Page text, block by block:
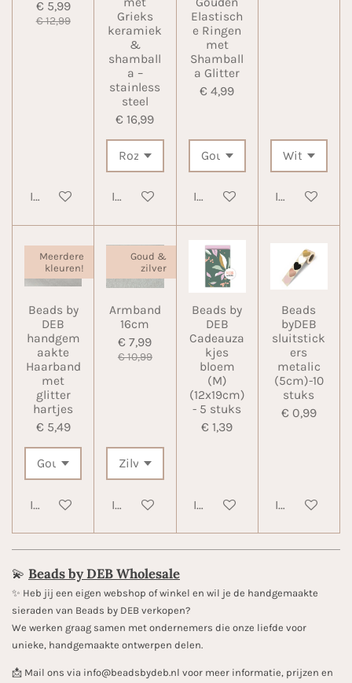
€ 5,99
€ 12,99
In winkelwagen
Grieks
keramiek
&
shamball
a –
stainless
steel
€ 16,99
In winkelwagen
Elastisch
e Ringen
met
Shamball
a Glitter
€ 4,99
In winkelwagen
In
Meerdere
kleuren!
Beads by
DEB
handgem
aakte
Haarband
met
glitter
hartjes
€ 5,49
In winkelwagen
Goud &
zilver
Armband
16cm
€ 7,99
€ 10,99
In winkelwagen
Beads by
DEB
Cadeauza
kjes
bloem
(M)
(12x19cm)
- 5 stuks
€ 1,39
In winkelwagen
Beads
byDEB
sluitstick
ers
metalic
(5cm)-10
stuks
€ 0,99
In
💫 Beads by DEB Wholesale
✨️ Heb jij een eigen webshop of winkel en wil je de handgemaakte
sieraden van Beads by DEB verkopen?
We werken graag samen met ondernemers die onze liefde voor
unieke, handgemaakte ontwerpen delen.
📩 Mail ons via info@beadsbydeb.nl voor meer informatie, prijzen en